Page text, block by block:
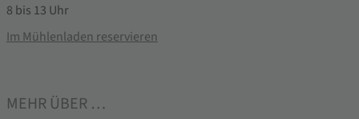
8 bis 13 Uhr
Im Mühlenladen reservieren
MEHR ÜBER …